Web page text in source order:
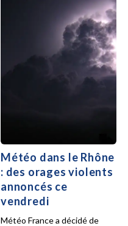
Météo dans le Rhône
: des orages violents
annoncés ce
vendredi
Météo France a décidé de